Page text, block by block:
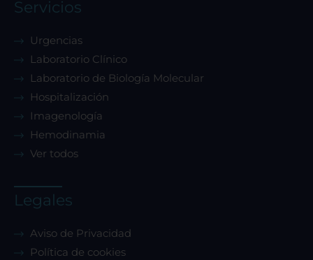
Servicios
Urgencias
Laboratorio Clínico
Laboratorio de Biología Molecular
Hospitalización
Imagenología
Hemodinamia
Ver todos
Legales
Aviso de Privacidad
Política de cookies
Cookies de rendimiento
Confirmar mis preferencias